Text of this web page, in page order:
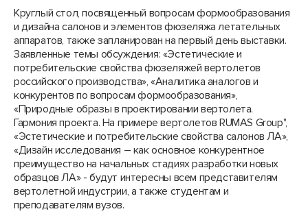
Круглый стол, посвященный вопросам формообразования
и дизайна салонов и элементов фюзеляжа летательных
аппаратов, также запланирован на первый день выставки.
Заявленные темы обсуждения: «Эстетические и
потребительские свойства фюзеляжей вертолетов
российского производства», «Аналитика аналогов и
конкурентов по вопросам формообразования»,
«Природные образы в проектировании вертолета.
Гармония проекта. На примере вертолетов RUMAS Group",
«Эстетические и потребительские свойства салонов ЛА»,
«Дизайн исследования – как основное конкурентное
преимущество на начальных стадиях разработки новых
образцов ЛА» - будут интересны всем представителям
вертолетной индустрии, а также студентам и
преподавателям вузов.